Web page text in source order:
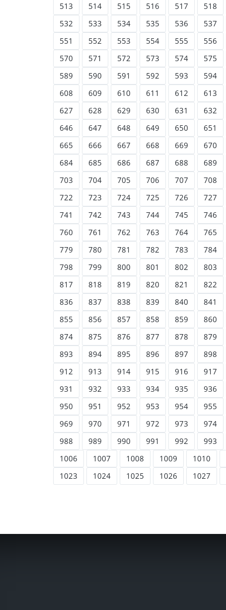
513
514 515 516 517 518
532
533 534 535 536 537
551
552 553 554 555 556
570
571 572 573 574 575
589
590 591 592 593 594
608
609 610 611 612 613
627
628 629 630 631 632
646
647 648 649 650 651
665
666 667 668 669 670
684
685 686 687 688 689
703
704 705 706 707 708
722
723 724 725 726 727
741
742 743 744 745 746
760
761 762 763 764 765
779
780 781 782 783 784
798
799 800 801 802 803
817
818 819 820 821 822
836
837 838 839 840 841
855
856 857 858 859 860
874
875 876 877 878 879
893
894 895 896 897 898
912
913 914 915 916 917
931
932 933 934 935 936
950
951 952 953 954 955
969
970 971 972 973 974
988
989 990 991 992 993
1006
1007 1008 1009 1010
1023
1024 1025 1026 1027